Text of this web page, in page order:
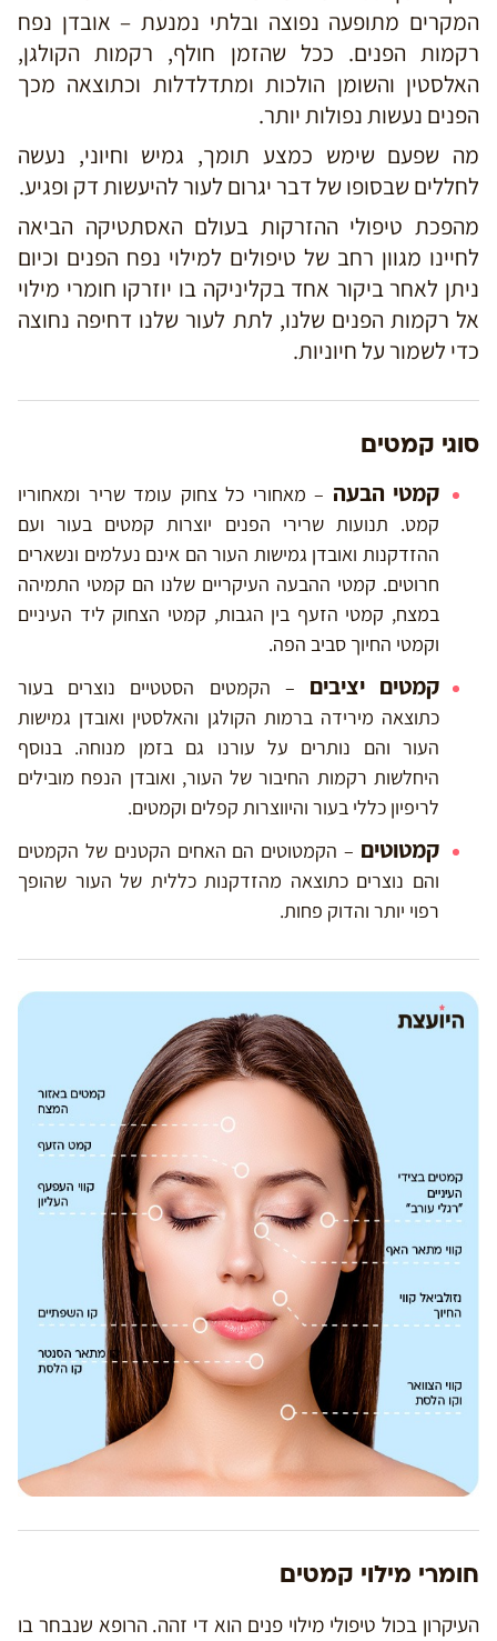
המקרים מתופעה נפוצה ובלתי נמנעת – אובדן נפח
רקמות הפנים. ככל שהזמן חולף, רקמות הקולגן,
האלסטין והשומן הולכות ומתדלדלות וכתוצאה מכך
הפנים נעשות נפולות יותר.
מה שפעם שימש כמצע תומך, גמיש וחיוני, נעשה
לחללים שבסופו של דבר יגרום לעור להיעשות דק ופגיע.
מהפכת טיפולי ההזרקות בעולם האסתטיקה הביאה
לחיינו מגוון רחב של טיפולים למילוי נפח הפנים וכיום
ניתן לאחר ביקור אחד בקליניקה בו יוזרקו חומרי מילוי
אל רקמות הפנים שלנו, לתת לעור שלנו דחיפה נחוצה
כדי לשמור על חיוניות.
סוגי קמטים
קמטי הבעה – מאחורי כל צחוק עומד שריר ומאחוריו
קמט. תנועות שרירי הפנים יוצרות קמטים בעור ועם
ההזדקנות ואובדן גמישות העור הם אינם נעלמים ונשארים
חרוטים. קמטי ההבעה העיקריים שלנו הם קמטי התמיהה
במצח, קמטי הזעף בין הגבות, קמטי הצחוק ליד העיניים
וקמטי החיוך סביב הפה.
קמטים יציבים – הקמטים הסטטיים נוצרים בעור
כתוצאה מירידה ברמות הקולגן והאלסטין ואובדן גמישות
העור והם נותרים על עורנו גם בזמן מנוחה. בנוסף
היחלשות רקמות החיבור של העור, ואובדן הנפח מובילים
לריפיון כללי בעור והיווצרות קפלים וקמטים.
קמטוטים – הקמטוטים הם האחים הקטנים של הקמטים
והם נוצרים כתוצאה מהזדקנות כללית של העור שהופך
רפוי יותר והדוק פחות.
חומרי מילוי קמטים
העיקרון בכול טיפולי מילוי פנים הוא די זהה. הרופא שנבחר בו